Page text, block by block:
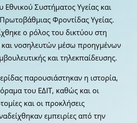
Συστήματος Υγείας και
Φροντίδας Υγείας.
ο ρόλος του δικτύου στη
νοσηλευτών μέσω προηγμένων
και τηλεκπαίδευσης.
παρουσιάστηκαν η ιστορία,
του ΕΔΙΤ, καθώς και οι
και οι προκλήσεις
εμπειρίες από την